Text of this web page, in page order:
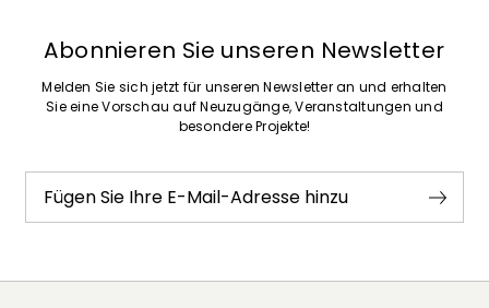
Abonnieren Sie unseren Newsletter
Melden Sie sich jetzt für unseren Newsletter an und erhalten
Sie eine Vorschau auf Neuzugänge, Veranstaltungen und
besondere Projekte!
Fügen Sie Ihre E-Mail-Adresse hinzu